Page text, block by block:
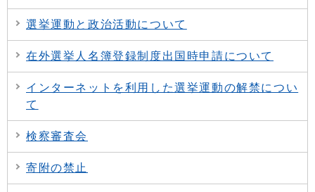
選挙運動と政治活動について
在外選挙人名簿登録制度出国時申請について
インターネットを利用した選挙運動の解禁につい
て
検察審査会
寄附の禁止